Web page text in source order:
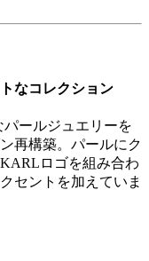
なコレクション
パールジュエリーを
再構築。パールにク
ロゴを組み合わ
セントを加えていま